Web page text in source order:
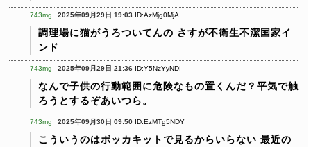
743mg 2025年09月29日 19:03 ID:AzMjg0MjA
調理場に猫がうろついてんの さすが不衛生不潔国家イ
ンド
743mg 2025年09月29日 21:36 ID:Y5NzYyNDI
なんで子供の行動範囲に危険なもの置くんだ？平気で触
ろうとするぞあいつら。
743mg 2025年09月30日 09:50 ID:EzMTg5NDY
こういうのはポッカキットで見るからいらない 最近の